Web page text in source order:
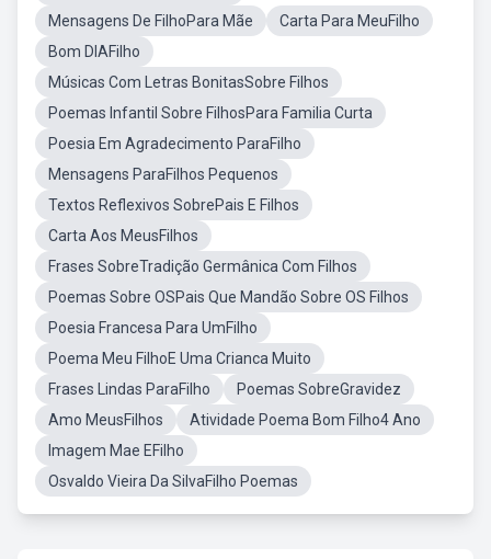
Mensagens De FilhoPara Mãe
Carta Para MeuFilho
Bom DIAFilho
Músicas Com Letras BonitasSobre Filhos
Poemas Infantil Sobre FilhosPara Familia Curta
Poesia Em Agradecimento ParaFilho
Mensagens ParaFilhos Pequenos
Textos Reflexivos SobrePais E Filhos
Carta Aos MeusFilhos
Frases SobreTradição Germânica Com Filhos
Poemas Sobre OSPais Que Mandão Sobre OS Filhos
Poesia Francesa Para UmFilho
Poema Meu FilhoE Uma Crianca Muito
Frases Lindas ParaFilho
Poemas SobreGravidez
Amo MeusFilhos
Atividade Poema Bom Filho4 Ano
Imagem Mae EFilho
Osvaldo Vieira Da SilvaFilho Poemas